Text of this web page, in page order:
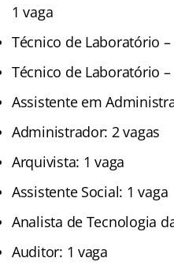
1 vaga
Técnico de Laboratório
Técnico de Laboratório
Assistente em
Administrador: 2 vagas
Arquivista: 1 vaga
Assistente Social: 1 vaga
Analista de Tecnologia
Auditor: 1 vaga